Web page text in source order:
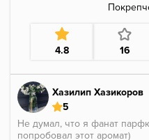
4.8 16
Хазилип Хазикоров
5
Не думал, что я фанат
попробовал этот аромат)